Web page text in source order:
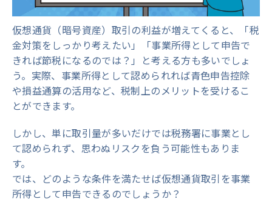
仮想通貨（暗号資産）取引の利益が増えてくると、「税
金対策をしっかり考えたい」「事業所得として申告で
きれば節税になるのでは？」と考える方も多いでしょ
う。実際、事業所得として認められれば青色申告控除
や損益通算の活用など、税制上のメリットを受けるこ
とができます。
しかし、単に取引量が多いだけでは税務署に事業とし
て認められず、思わぬリスクを負う可能性もありま
す。
では、どのような条件を満たせば仮想通貨取引を事業
所得として申告できるのでしょうか？